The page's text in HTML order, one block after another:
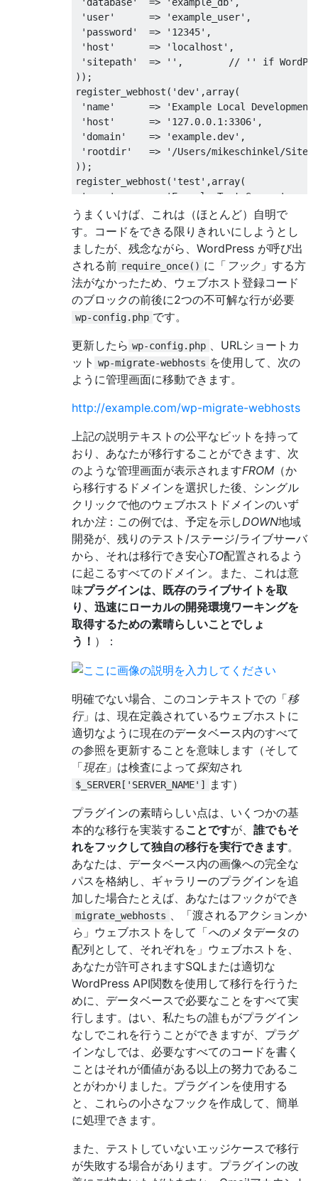
'user'
=> 'example_user' ,
'password'
=> '12345' ,
'host'
=> 'localhost' ,
'sitepath'
=> '' ,
// '' if
));
register_webhost ( 'dev' ,array(
'name'
=>
'Example Local
'host'
=> '127.0.0.1:3306' ,
'domain'
=> 'example.dev' ,
'rootdir'
=>
'/Users/mikeschinkel/
));
register_webhost ( 'test' ,array(
'name'
'Example Test Server'
'rootdir'
=> '/home/example/
'domain'
=> 'test.example.com' ,
));
register_webhost( 'stage', array(
'name'
=> 'Example Staging Server',
'rootdir'
=>
'/home/example/
'domain'
=> 'stage.example.com',
));
'name'
=> 'Example Live Site',
'rootdir'
=>
'/home/example/
'password'
=> '%asd59kar12*fr'
));
うまくいけば、これは（ほとんど）自明で
す。コードをできる限りきれいにしようとし
ましたが、残念ながら、WordPress が呼び出
される前 require_once() に「 フック 」する方
法がなかったため、ウェブホスト登録コード
のブロックの前後に2つの不可解な行が必要
wp-config.php です。
更新したら wp-config.php
、URLショートカ
ット wp-migrate-webhosts を使用して、次の
ように管理画面に移動できます。
http://example.com/wp-migrate-webhosts
上記の説明テキストの公平なビットを持って
おり、あなたが移行することができます、次
のような管理画面が表示されますFROM （か
ら移行するドメインを選択した後、シングル
クリックで他のウェブホストドメインのいず
れか注：この例では、予定を示しDOWN地域
開発が、残りのテスト/ステージ/ライブサーバ
から、それは移行でき安心TO配置されるよう
に起こるすべてのドメイン。また、これは意
味プラグインは、既存のライブサイトを取
り、迅速にローカルの開発環境ワーキングを
取得するための素晴らしいことでしょ
う！ ）：
明確でない場合、このコンテキストでの「移
行」は、現在定義されているウェブホストに
適切なように現在のデータベース内のすべて
の参照を更新することを意味します（そして
「現在」は検査によって探知され
$_SERVER['SERVER_NAME']
ます）
プラグインの素晴らしい点は、いくつかの基
本的な移行を実装する ことですが、 誰でもそ
れをフックして独自の移行を実行できます。
あなたは、データベース内の画像への完全な
パスを格納し、ギャラリーのプラグインを追
加した場合たとえば、あなたはフックができ
migrate_webhosts 、「渡されるアクションか
ら 」ウェブホストをして「へのメタデータの
配列として、それぞれを」ウェブホストを、
あなたが許可されますSQLまたは適切な
WordPress API関数を使用して移行を行うた
めに、データベースで必要なことをすべて実
行します。はい、私たちの誰もがプラグイン
なしでこれを行うことができますが、プラグ
インなしでは、必要なすべてのコードを書く
ことはそれが価値がある以上の努力であるこ
とがわかりました。プラグインを使用する
と、これらの小さなフックを作成して、簡単
に処理できます。
また、テストしていないエッジケースで移行
が失敗する場合があります。プラグインの改